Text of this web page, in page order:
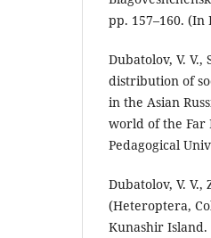
pp. 157–160. (In
Dubatolov, V.
distribution of
in the Asian
world of the Far
Pedagogical
Dubatolov, V.
(Heteroptera,
Kunashir Island.